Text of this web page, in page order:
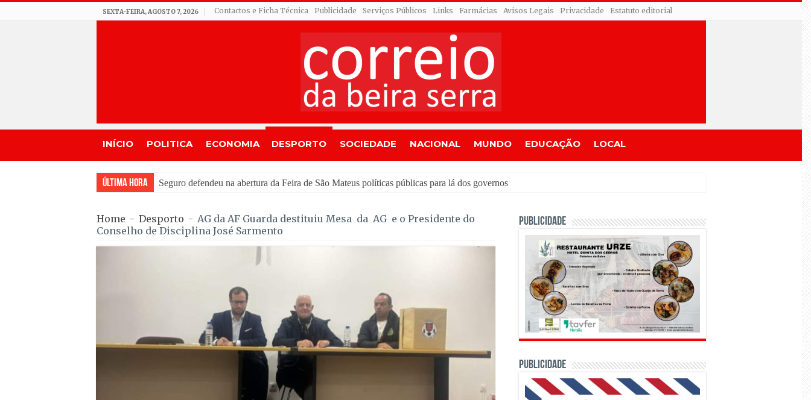
SEXTA-FEIRA, AGOSTO 7, 2026 Contactos e Ficha Técnica Publicidade Serviços Públicos Links Farmácias Avisos Legais Privacidade Estatuto editorial
INÍCIO POLITICA ECONOMIA DESPORTO SOCIEDADE NACIONAL MUNDO EDUCAÇÃO LOCAL
Última Hora Feira Moçárabe faz recuar L
Home - Desporto - AG da AF Guarda destituiu Mesa da AG e o Presidente do
Conselho de Disciplina José Sarmento
PUBLICIDADE
PUBLICIDADE